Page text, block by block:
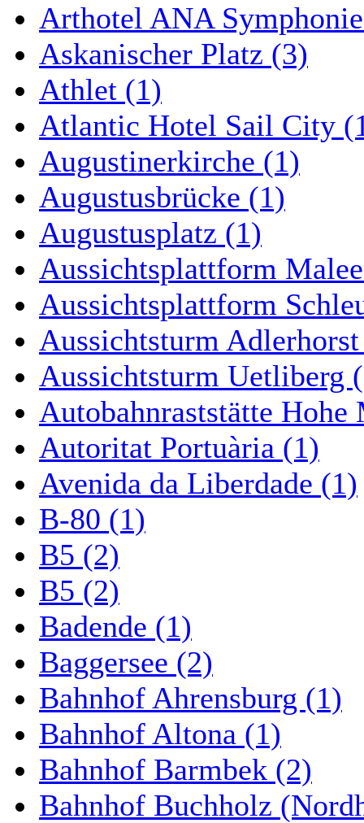
Arthotel ANA
Askanischer Platz (3)
Athlet (1)
Atlantic Hotel Sail City
Augustinerkirche (1)
Augustusbrücke (1)
Augustusplatz (1)
Aussichtsplattform
Aussichtsplattform
Aussichtsturm
Aussichtsturm Uetliberg
Autobahnraststätte Hohe
Autoritat Portuària (1)
Avenida da Liberdade (1)
B-80 (1)
B5 (2)
B5 (2)
Badende (1)
Baggersee (2)
Bahnhof Ahrensburg (1)
Bahnhof Altona (1)
Bahnhof Barmbek (2)
Bahnhof Buchholz